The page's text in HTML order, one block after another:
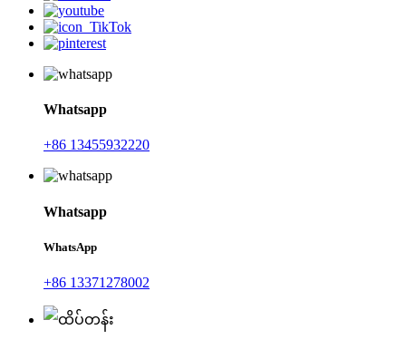
Whatsapp
+86 13455932220
Whatsapp
WhatsApp
+86 13371278002